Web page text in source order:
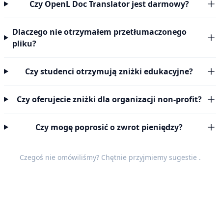
Czy OpenL Doc Translator jest darmowy?
Dlaczego nie otrzymałem przetłumaczonego
pliku?
Czy studenci otrzymują zniżki edukacyjne?
Czy oferujecie zniżki dla organizacji non-profit?
Czy mogę poprosić o zwrot pieniędzy?
Czegoś nie omówiliśmy? Chętnie przyjmiemy sugestie .